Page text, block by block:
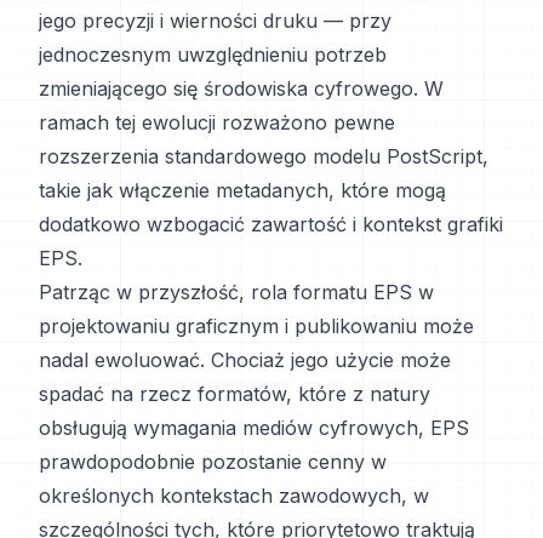
jego precyzji i wierności druku — przy
jednoczesnym uwzględnieniu potrzeb
zmieniającego się środowiska cyfrowego. W
ramach tej ewolucji rozważono pewne
rozszerzenia standardowego modelu PostScript,
takie jak włączenie metadanych, które mogą
dodatkowo wzbogacić zawartość i kontekst grafiki
EPS.
Patrząc w przyszłość, rola formatu EPS w
projektowaniu graficznym i publikowaniu może
nadal ewoluować. Chociaż jego użycie może
spadać na rzecz formatów, które z natury
obsługują wymagania mediów cyfrowych, EPS
prawdopodobnie pozostanie cenny w
określonych kontekstach zawodowych, w
szczególności tych, które priorytetowo traktują